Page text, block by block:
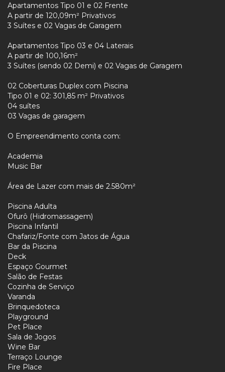
Apartamentos Tipo 01 e 02 Frente
A partir de 120,09m² Privativos
3 Suítes e 02 Vagas de Garagem
Apartamentos Tipo 03 e 04 Laterais
A partir de 100,16m²
3 Suítes (sendo 02 Demi) e 02 Vagas de Garagem
02 Coberturas Duplex com Piscina
Tipo 01 e 02: 301,85 m² Privativos
04 suítes
03 Vagas de garagem
O Empreendimento conta com:
Academia
Music Bar
Área de Lazer com mais de 2.580m²
Piscina Adulta
Ofurô (Hidromassagem)
Piscina Infantil
Chafariz/Fonte com Jatos de Água
Bar da Piscina
Deck
Espaço Gourmet
Salão de Festas
Cozinha de Serviço
Varanda
Brinquedoteca
Playground
Pet Place
Sala de Jogos
Wine Bar
Terraço Lounge
Fire Place